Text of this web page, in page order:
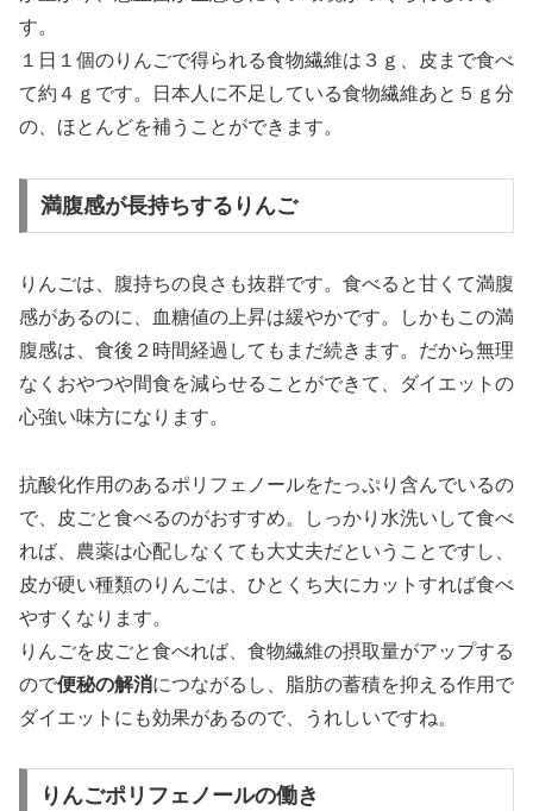
す。
１日１個のりんごで得られる食物繊維は３ｇ、皮まで食べ
て約４ｇです。日本人に不足している食物繊維あと５ｇ分
の、ほとんどを補うことができます。
満腹感が長持ちするりんご
りんごは、腹持ちの良さも抜群です。食べると甘くて満腹
感があるのに、血糖値の上昇は緩やかです。しかもこの満
腹感は、食後２時間経過してもまだ続きます。だから無理
なくおやつや間食を減らせることができて、ダイエットの
心強い味方になります。
抗酸化作用のあるポリフェノールをたっぷり含んでいるの
で、皮ごと食べるのがおすすめ。しっかり水洗いして食べ
れば、農薬は心配しなくても大丈夫だということですし、
皮が硬い種類のりんごは、ひとくち大にカットすれば食べ
やすくなります。
りんごを皮ごと食べれば、食物繊維の摂取量がアップする
ので便秘の解消につながるし、脂肪の蓄積を抑える作用で
ダイエットにも効果があるので、うれしいですね。
りんごポリフェノールの働き